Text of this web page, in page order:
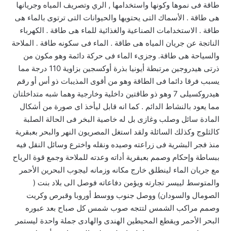
طاقة فى نموها وكونها واستخدامها , الري وتصريف المياه وجريانها
هى طاقة . الأسماك التى يحتويها والحيوانات التى ترتوى بالماء هى
طاقة . الاستخدامات الصناعية والغذائية للماء هى طاقة . الكهرباء
الناتجة عن جريان المياه هى طاقة . الماء فى سكونه طاقة . الملاحة
والسياحة هى طاقة. وجزىء الماء فى حركة دائمة وهو مكون من
ذرتى هيدروجين مرتبطة أيونيا بذرة أوكسجين بزاوية 110 درجة مما
يسبب فرقا دائما فى الطاقة وهو من أقوى المذيبات ذو أس أو رقم
هيدروكسيلى 7 وهو ذو طاقتين داخلية وخارجية وهما شبه متداخلتان
مما يعود بالنشاط الدائم . كما انه قابل ليأخذ اى صورة من أشكال
المادة سائل وصلب وغازى بل له خاصية البخر فى الحالة الصلبة
كالثلوج وكذلك السائلة ولقد استغل المصريون النهر والبحر بعبقرية
منذ فجر البشرية فى زراعته وصيده ونقله واخترع وسائل النقل فيه
ببساطة وإحكام وصمم بعبقرية أداته وعدته للملاحة وجمع قوة الرياح
مع جريان الماء لينطلق خارج مكانه وزمانه ليجوب البحرين الأحمر
والمتوسط لييسر تجارته ويؤمن دفاعاته فوصل الى بلاد بنت (
الصومال والسودان) ووصل جنوب ووسط أوروبا وقبرص وكريت
وصمم مراكب الشمس لتتجه صوب شمس كل صباح بعد عبوره
البحر الأحمر ويقطع المحيطين الهندى والهادى جملة واحدة ليستمر